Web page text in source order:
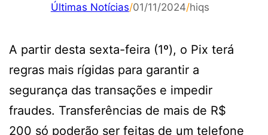
Últimas Notícias/01/11/2024/hiqs
A partir desta sexta-feira (1º), o Pix terá
regras mais rígidas para garantir a
segurança das transações e impedir
fraudes. Transferências de mais de R$
200 só poderão ser feitas de um telefone